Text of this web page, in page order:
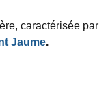
caractérisée par
Jaume.